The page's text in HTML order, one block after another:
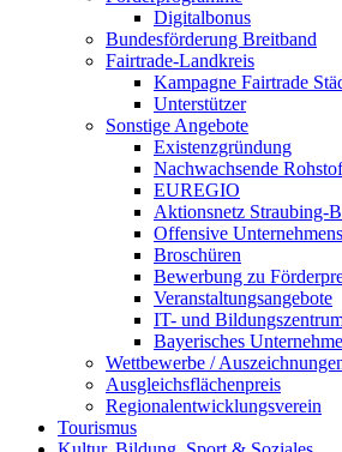
Digitalbonus
Bundesförderung Breitband
Fairtrade-Landkreis
Kampagne Fairtrade
Unterstützer
Sonstige Angebote
Existenzgründung
Nachwachsende
EUREGIO
Aktionsnetz Straubing-
Offensive
Broschüren
Bewerbung zu
Veranstaltungsangebote
IT- und
Bayerisches
Wettbewerbe /
Ausgleichsflächenpreis
Regionalentwicklungsverein
Tourismus